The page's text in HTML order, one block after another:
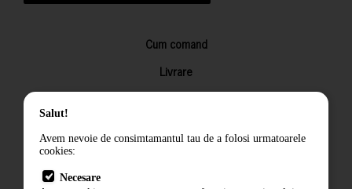
Cum comand
Livrare
Returnarea produselor
Salut!
Avem nevoie de consimtamantul tau de a folosi urmatoarele
cookies:
Necesare